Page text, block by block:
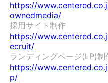
https://
ownedmedia/
採用サイト制作
https://
ecruit/
ランディングページ(LP)
https://
p/